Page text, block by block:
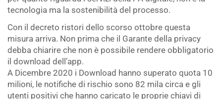
tecnologia ma la sostenibilità del processo.
Con il decreto ristori dello scorso ottobre questa
misura arriva. Non prima che il Garante della privacy
debba chiarire che non è possibile rendere obbligatorio
il download dell’app.
A Dicembre 2020 i Download hanno superato quota 10
milioni, le notifiche di rischio sono 82 mila circa e gli
utenti positivi che hanno caricato le proprie chiavi di